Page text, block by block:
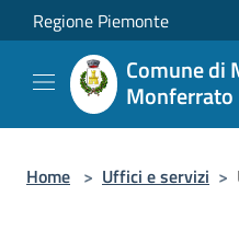
Salta al contenuto principale
Regione Piemonte
Comune di
Monferrato
Home > Uffici e servizi >